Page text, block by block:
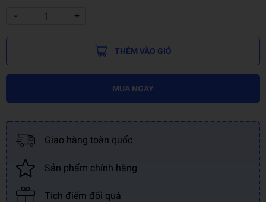
- +
THÊM VÀO GIỎ
MUA NGAY
Giao hàng toàn quốc
Sản phẩm chính hãng
Tích điểm đổi quà